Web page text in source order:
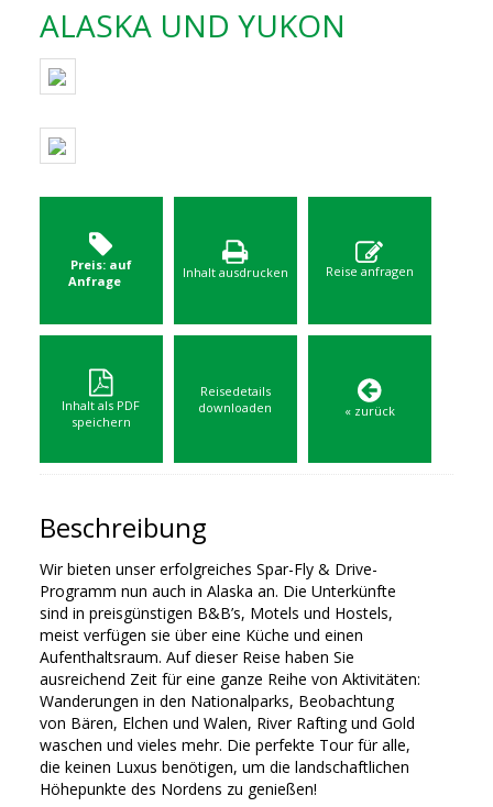
ALASKA UND YUKON
Preis: auf
Anfrage
Inhalt ausdrucken Reise anfragen
Inhalt als PDF
speichern
Reisedetails
downloaden
« zurück
Beschreibung
Wir bieten unser erfolgreiches Spar-Fly & Drive-
Programm nun auch in Alaska an. Die Unterkünfte
sind in preisgünstigen B&B’s, Motels und Hostels,
meist verfügen sie über eine Küche und einen
Aufenthaltsraum. Auf dieser Reise haben Sie
ausreichend Zeit für eine ganze Reihe von Aktivitäten:
Wanderungen in den Nationalparks, Beobachtung
von Bären, Elchen und Walen, River Rafting und Gold
waschen und vieles mehr. Die perfekte Tour für alle,
die keinen Luxus benötigen, um die landschaftlichen
Höhepunkte des Nordens zu genießen!